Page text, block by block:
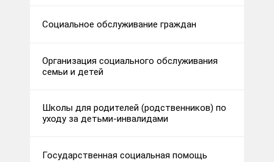
Социальное обслуживание граждан
Организация социального обслуживания
семьи и детей
Школы для родителей (родственников) по
уходу за детьми-инвалидами
Государственная социальная помощь